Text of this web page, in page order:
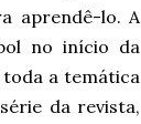
aprendê-lo. A
no início da
a temática
da revista,